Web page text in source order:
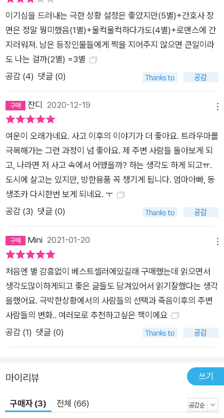
이기심을 드러내는 극한 상황 설정은 좋았지만(5별)+간호사 장
면은 정말 뭥미했음(1별)+울컥울컥하다가도(4별)+로맨스에 간
지러워져. 남은 등장인물들에게 짝을 지어주지 않으면 큰일이라
도 나는 걸까(2별) =3별
공감 (4) 댓글 (0)
잔디 2020-12-19
여운이 오래가네요. 사고 이후의 이야기가 더 좋아요. 트라우마를
극복해가는 그런 과정이 넘 좋아요. 제 주변 사람들 돌아보게 되
고, 나라면 저 사고 속에서 어땠을까? 하는 생각도 하게 되고ㅠ.
도시에 살고는 있지만, 방한용품 꼭 챙기게 됩니다. 엄마아빠, 동
생조카 다시한번 보게 되네요. ㅜ
공감 (3) 댓글 (0)
Mini 2021-01-20
처음엔 별 감흥없이 베스트셀러에있길래 구매했는데 읽으면서
생각도많이하게되고 좋은 글들도 담겨있어서 읽기잘했다는 생각
을했어요. 극박한상황에서의 사람들의 선택과 죽음이후의 주변
사람들의 변화.. 여러모로 추천하고싶은 책이에요
공감 (1) 댓글 (0)
마이리뷰 쓰기
구매자 (3) 전체 (66)